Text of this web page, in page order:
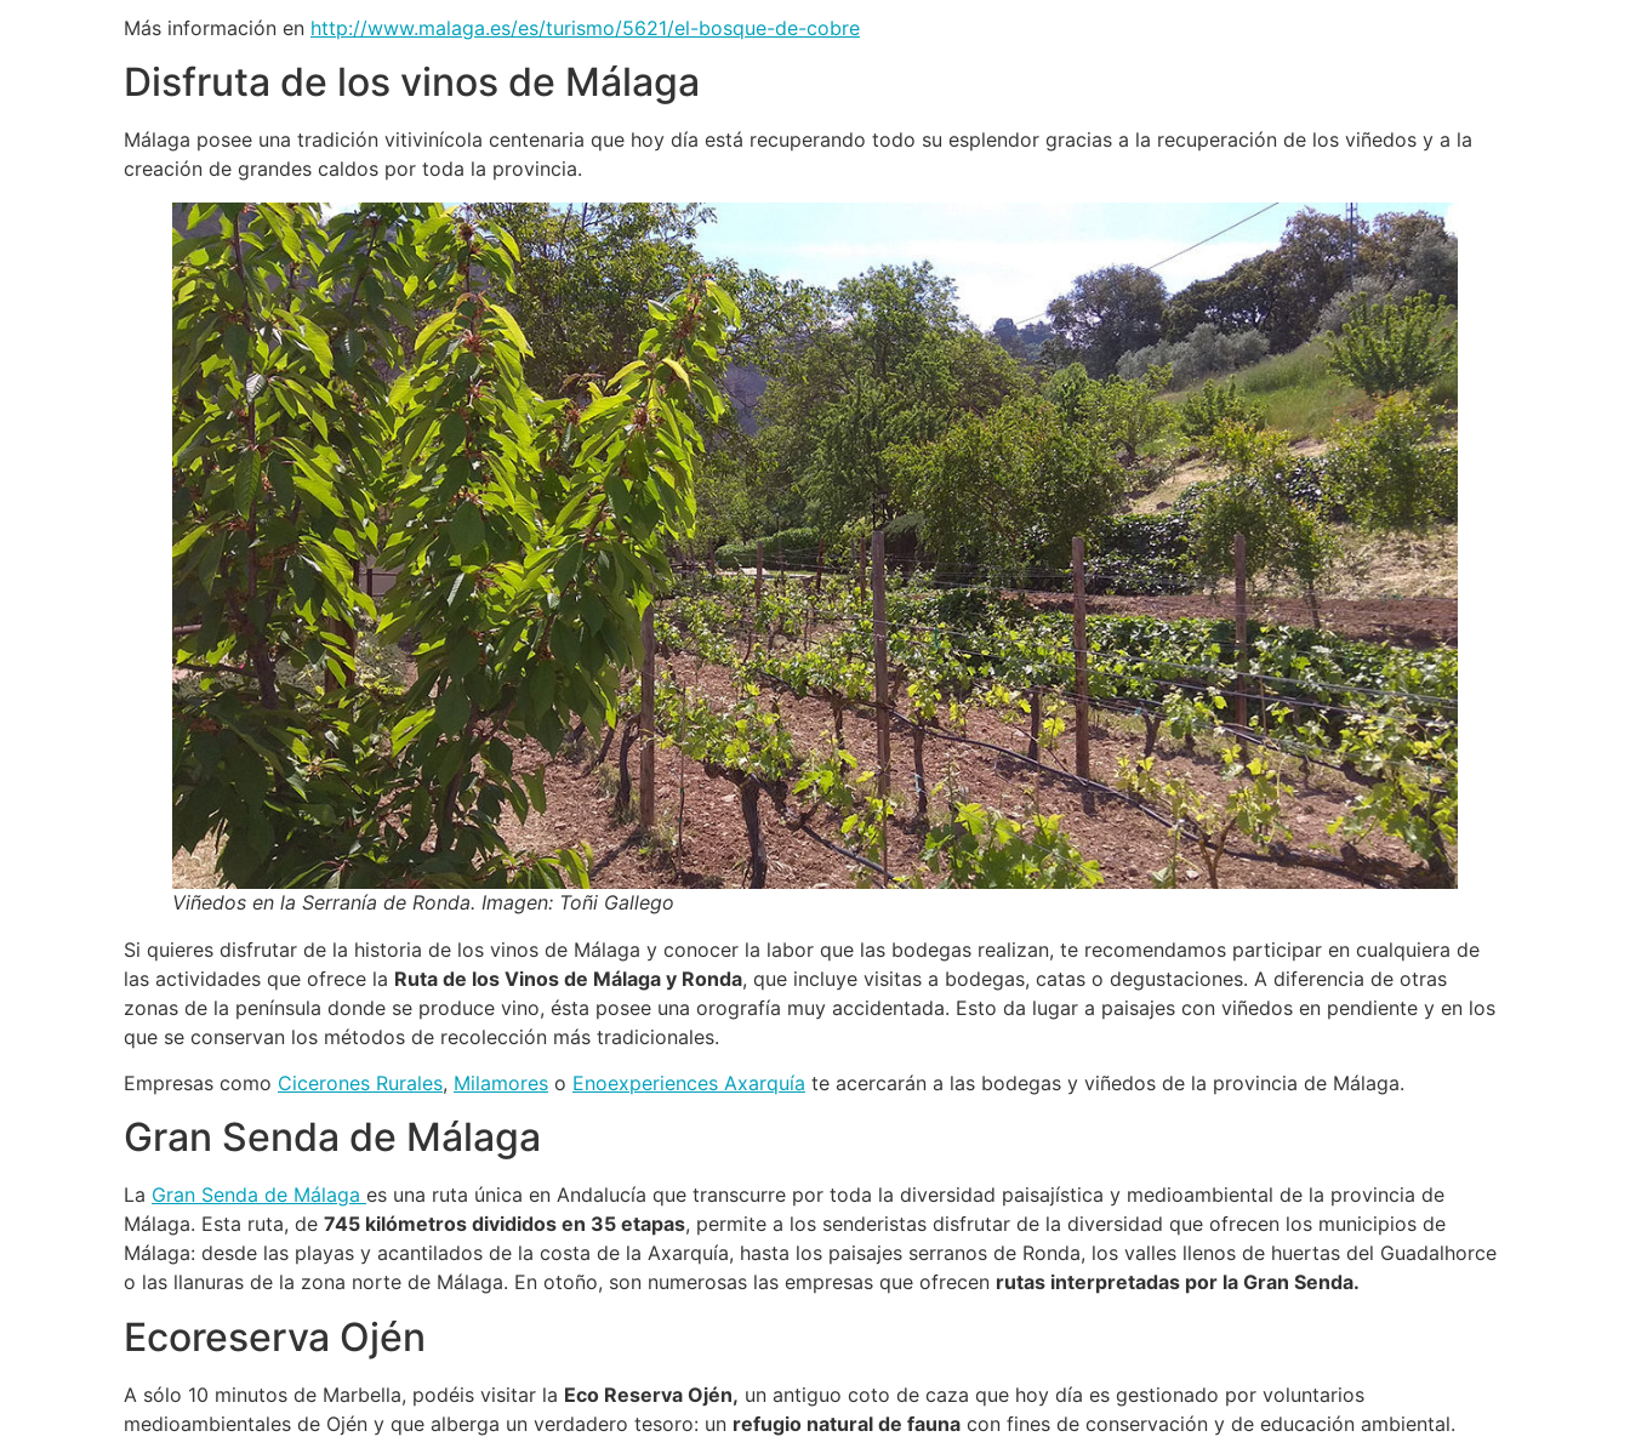
Más información en http://www.malaga.es/es/turismo/5621/el-bosque-de-cobre
Disfruta de los vinos de Málaga
Málaga posee una tradición vitivinícola centenaria que hoy día está recuperando todo su esplendor gracias a la recuperación de los viñedos y a la
creación de grandes caldos por toda la provincia.
Viñedos en la Serranía de Ronda. Imagen: Toñi Gallego
Si quieres disfrutar de la historia de los vinos de Málaga y conocer la labor que las bodegas realizan, te recomendamos participar en cualquiera de
las actividades que ofrece la Ruta de los Vinos de Málaga y Ronda, que incluye visitas a bodegas, catas o degustaciones. A diferencia de otras
zonas de la península donde se produce vino, ésta posee una orografía muy accidentada. Esto da lugar a paisajes con viñedos en pendiente y en los
que se conservan los métodos de recolección más tradicionales.
Empresas como Cicerones Rurales, Milamores o Enoexperiences Axarquía te acercarán a las bodegas y viñedos de la provincia de Málaga.
Gran Senda de Málaga
La Gran Senda de Málaga es una ruta única en Andalucía que transcurre por toda la diversidad paisajística y medioambiental de la provincia de
Málaga. Esta ruta, de 745 kilómetros divididos en 35 etapas, permite a los senderistas disfrutar de la diversidad que ofrecen los municipios de
Málaga: desde las playas y acantilados de la costa de la Axarquía, hasta los paisajes serranos de Ronda, los valles llenos de huertas del Guadalhorce
o las llanuras de la zona norte de Málaga. En otoño, son numerosas las empresas que ofrecen rutas interpretadas por la Gran Senda.
Ecoreserva Ojén
A sólo 10 minutos de Marbella, podéis visitar la Eco Reserva Ojén, un antiguo coto de caza que hoy día es gestionado por voluntarios
medioambientales de Ojén y que alberga un verdadero tesoro: un refugio natural de fauna con fines de conservación y de educación ambiental.